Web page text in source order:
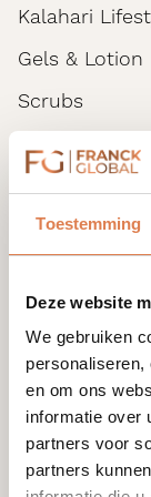
Toestemming
Deze website
We gebruiken
en om ons
informatie over
partners voor
partners
Salon
Salon
Salon
Kalahari
Gels & Lotion
Scrubs
Bad & Douche
UVA/UVB
Moisturisers
Handen
Starterkit/
Moisturisers